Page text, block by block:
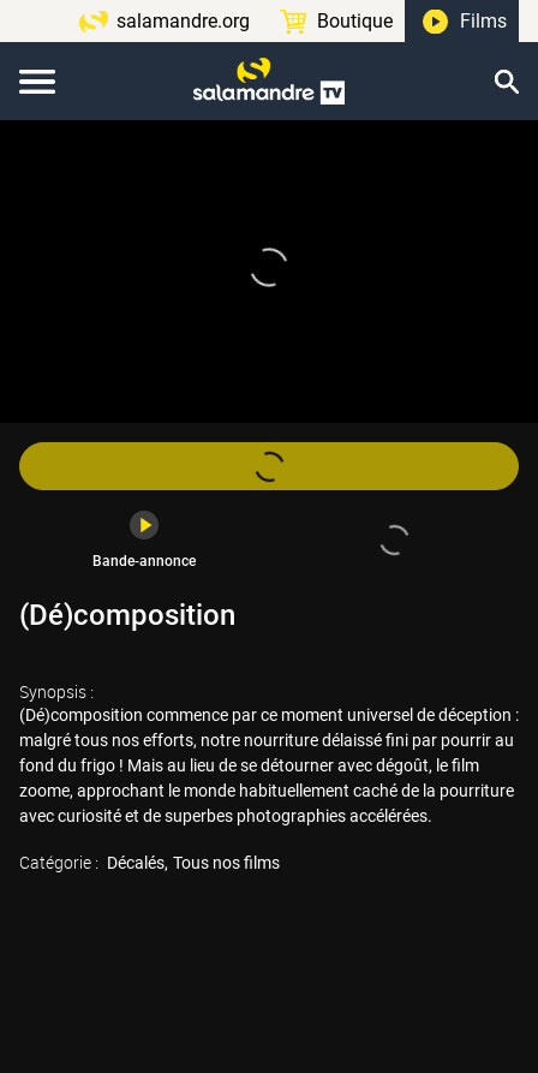
salamandre.org Boutique Films
Bande-annonce
(Dé)composition
Synopsis :
(Dé)composition commence par ce moment universel de déception :
malgré tous nos efforts, notre nourriture délaissé fini par pourrir au
fond du frigo ! Mais au lieu de se détourner avec dégoût, le film
zoome, approchant le monde habituellement caché de la pourriture
avec curiosité et de superbes photographies accélérées.
Catégorie : Décalés Tous nos films